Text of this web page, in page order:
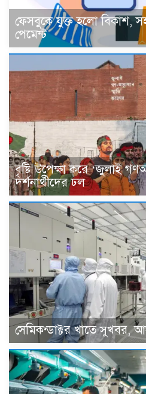
ফেসবুকে যুক্ত হলো বিকাশ,
পেমেন্ট
বৃষ্টি উপেক্ষা করে ‘জুলাই
দর্শনার্থীদের ঢল
সেমিকন্ডাক্টর খাতে সুখবর,